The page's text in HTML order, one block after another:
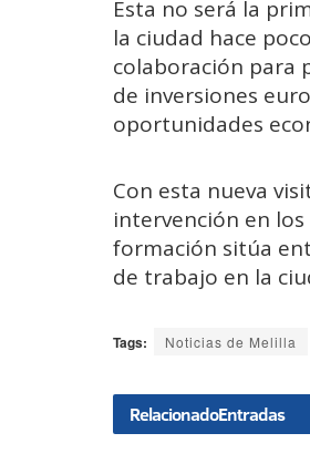
Esta no será la
la ciudad hace
colaboración para
de inversiones
oportunidades
Con esta nueva
intervención en
formación sitúa
de trabajo en la
Tags: Noticias de Melilla
RelacionadoEntradas